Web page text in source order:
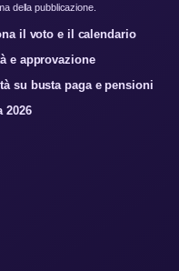
della pubblicazione.
il voto e il calendario
e approvazione
su busta paga e pensioni
2026